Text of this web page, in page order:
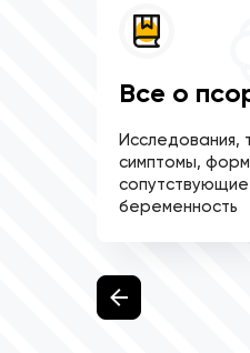
Все о
Исследования,
симптомы,
беременность